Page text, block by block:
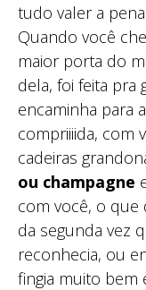
tudo valer a pena.
Quando você
maior porta do
dela, foi feita pra
encaminha para
compriiiida, com
cadeiras
ou champagne
com você, o que
da segunda vez
reconhecia, ou
fingia muito bem